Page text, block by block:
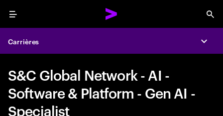
Menu
Carrières
S&C Global Network - AI -
Software & Platform - Gen AI -
Specialist